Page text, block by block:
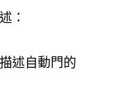
：
述自動門的